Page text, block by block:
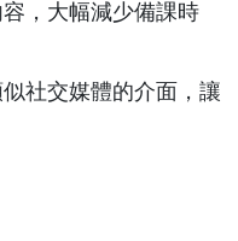
，大幅減少備課時
社交媒體的介面，讓